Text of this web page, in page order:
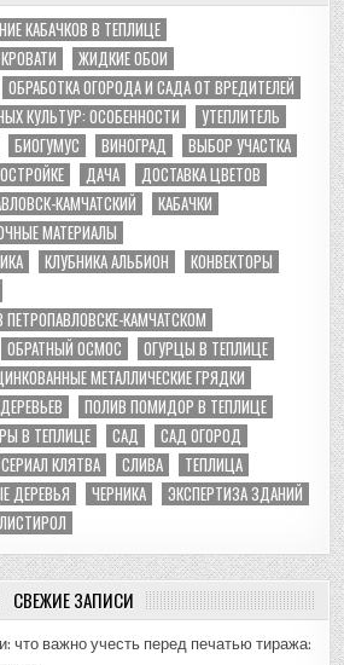
КАБАЧКОВ В ТЕПЛИЦЕ
ЖИДКИЕ ОБОИ
ОБРАБОТКА ОГОРОДА И САДА ОТ ВРЕДИТЕЛЕЙ
КУЛЬТУР: ОСОБЕННОСТИ
УТЕПЛИТЕЛЬ
БИОГУМУС ВИНОГРАД
ВЫБОР УЧАСТКА
ДАЧА
ДОСТАВКА ЦВЕТОВ
КАМЧАТСКИЙ
КАБАЧКИ
МАТЕРИАЛЫ
КЛУБНИКА АЛЬБИОН
КОНВЕКТОРЫ
КАМЧАТСКОМ
ОБРАТНЫЙ ОСМОС
ОГУРЦЫ В ТЕПЛИЦЕ
МЕТАЛЛИЧЕСКИЕ ГРЯДКИ
ПОЛИВ ПОМИДОР В ТЕПЛИЦЕ
В ТЕПЛИЦЕ САД
САД ОГОРОД
СЕРИАЛ КЛЯТВА СЛИВА
ТЕПЛИЦА
ДЕРЕВЬЯ ЧЕРНИКА
ЭКСПЕРТИЗА ЗДАНИЙ
СВЕЖИЕ ЗАПИСИ
что важно учесть перед печатью тиража: